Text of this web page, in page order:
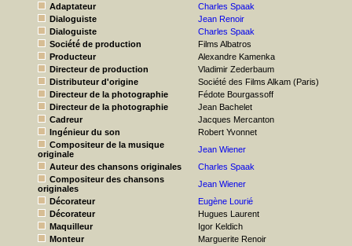
Adaptateur
Charles Spaak
Dialoguiste
Jean Renoir
Dialoguiste
Charles Spaak
Société de production
Films Albatros
Producteur
Alexandre Kamenka
Directeur de production
Vladimir Zederbaum
Distributeur d'origine
Société des Films Alkam (Paris)
Directeur de la photographie
Fédote Bourgassoff
Directeur de la photographie
Jean Bachelet
Cadreur
Jacques Mercanton
Ingénieur du son
Robert Yvonnet
Compositeur de la musique
originale
Jean Wiener
Auteur des chansons originales
Charles Spaak
Compositeur des chansons
originales
Jean Wiener
Décorateur
Eugène Lourié
Décorateur
Hugues Laurent
Maquilleur
Igor Keldich
Monteur
Marguerite Renoir